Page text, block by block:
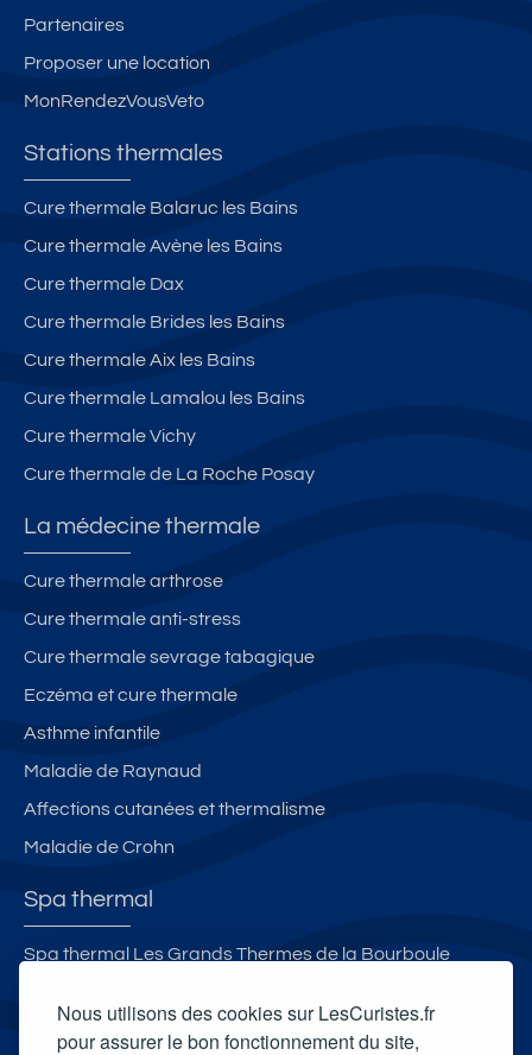
Nous utilisons des cookies sur LesCuristes.fr
pour assurer le bon fonctionnement du site,
Partenaires
Proposer une location
MonRendezVousVeto
Stations thermales
Cure thermale Balaruc les Bains
Cure thermale Avène les Bains
Cure thermale Dax
Cure thermale Brides les Bains
Cure thermale Aix les Bains
Cure thermale Lamalou les Bains
Cure thermale Vichy
Cure thermale de La Roche Posay
La médecine thermale
Cure thermale arthrose
Cure thermale anti-stress
Cure thermale sevrage tabagique
Eczéma et cure thermale
Asthme infantile
Maladie de Raynaud
Affections cutanées et thermalisme
Maladie de Crohn
Spa thermal
Spa thermal Les Grands Thermes de la Bourboule